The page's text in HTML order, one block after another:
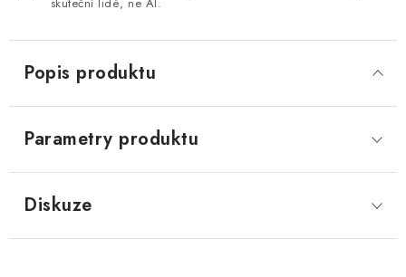
Popis produktu
Parametry produktu
Diskuze